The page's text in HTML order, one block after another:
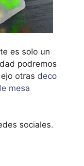
es solo un
podremos
otras deco
mesa
sociales.